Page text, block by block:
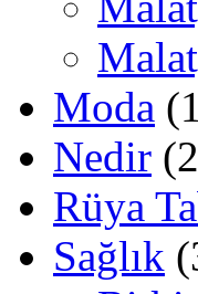
Moda
Nedir
Rüya
Sağlık